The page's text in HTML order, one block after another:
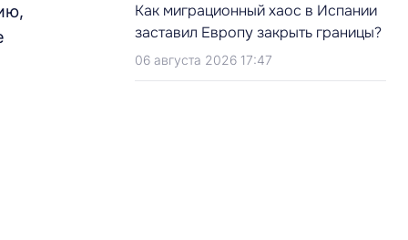
Как миграционный хаос в Испании
заставил Европу закрыть границы?
06 августа 2026 17:47